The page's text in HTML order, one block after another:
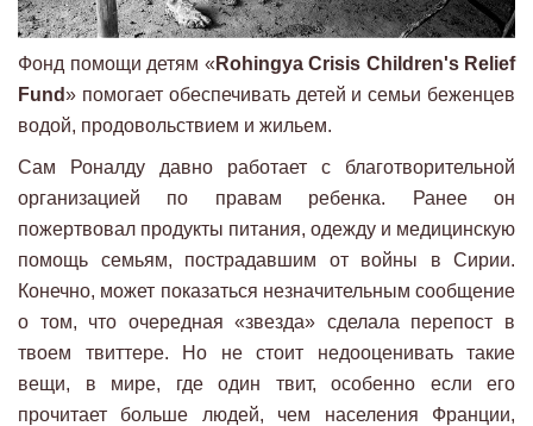
Фонд помощи детям « Rohingya Crisis Children's Relief
Fund» помогает обеспечивать детей и семьи беженцев
водой, продовольствием и жильем.
Сам Роналду давно работает с благотворительной
организацией по правам ребенка. Ранее он
пожертвовал продукты питания, одежду и медицинскую
помощь семьям, пострадавшим от войны в Сирии.
Конечно, может показаться незначительным сообщение
о том, что очередная «звезда» сделала перепост в
твоем твиттере. Но не стоит недооценивать такие
вещи, в мире, где один твит, особенно если его
прочитает больше людей, чем населения Франции,